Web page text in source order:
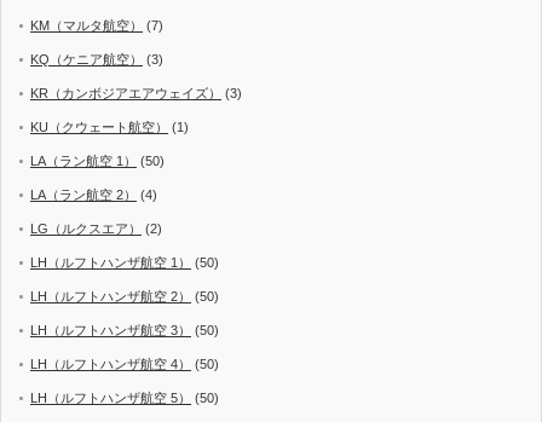
KM（マルタ航空） (7)
KQ（ケニア航空） (3)
KR（カンボジアエアウェイズ） (3)
KU（クウェート航空） (1)
LA（ラン航空 1） (50)
LA（ラン航空 2） (4)
LG（ルクスエア） (2)
LH（ルフトハンザ航空 1） (50)
LH（ルフトハンザ航空 2） (50)
LH（ルフトハンザ航空 3） (50)
LH（ルフトハンザ航空 4） (50)
LH（ルフトハンザ航空 5） (50)